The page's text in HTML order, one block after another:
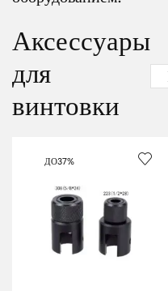
Аксессуары
для
винтовки
ДО37%